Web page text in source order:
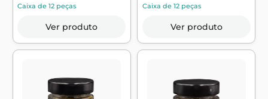
Caixa de 12 peças
Ver produto
Caixa de 12 peças
Ver produto